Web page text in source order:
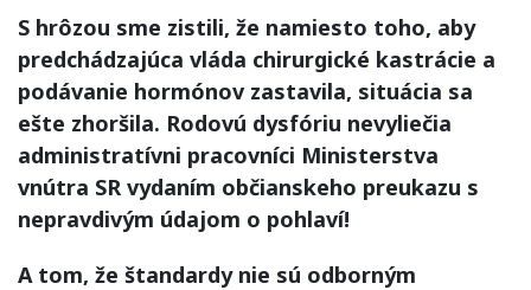
S hrôzou sme zistili, že namiesto toho, aby
predchádzajúca vláda chirurgické kastrácie a
podávanie hormónov zastavila, situácia sa
ešte zhoršila. Rodovú dysfóriu nevyliečia
administratívni pracovníci Ministerstva
vnútra SR vydaním občianskeho preukazu s
nepravdivým údajom o pohlaví!
A tom, že štandardy nie sú odborným